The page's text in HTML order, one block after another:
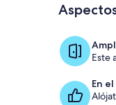
Este
En